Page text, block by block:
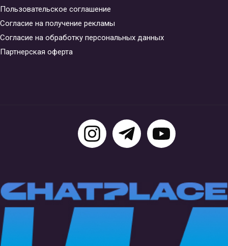
Пользовательское соглашение
Согласие на получение рекламы
Согласие на обработку персональных данных
Партнерская оферта